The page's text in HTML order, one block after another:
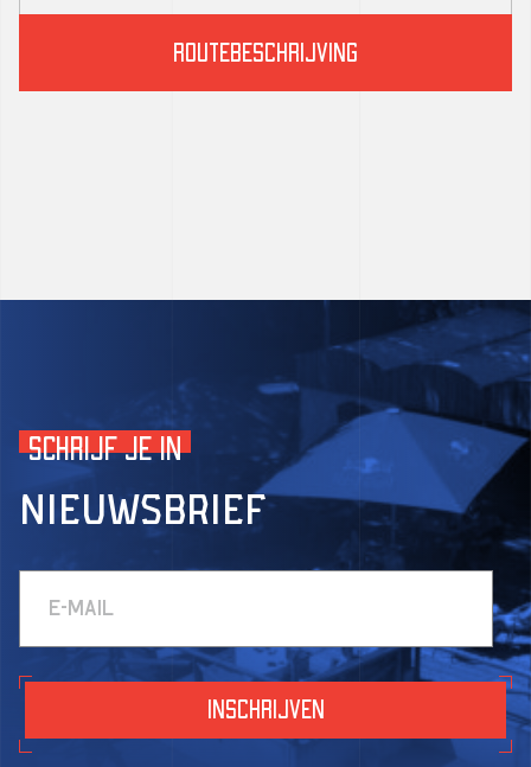
routebeschrijving
Schrijf je in
Nieuwsbrief
inschrijven